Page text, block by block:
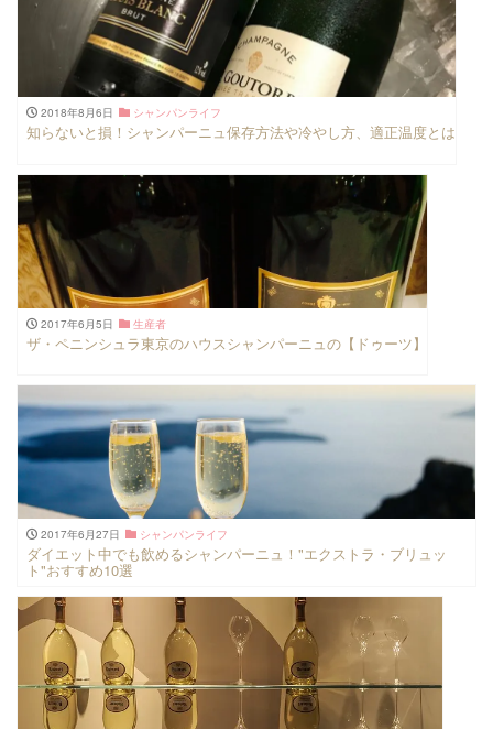
2018年8月6日 シャンパンライフ
知らないと損！シャンパーニュ保存方法や冷やし方、適正温度とは
2017年6月5日 生産者
ザ・ペニンシュラ東京のハウスシャンパーニュの【ドゥーツ】
2017年6月27日 シャンパンライフ
ダイエット中でも飲めるシャンパーニュ！"エクストラ・ブリュッ
ト"おすすめ10選